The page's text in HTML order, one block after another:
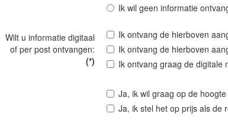
Ik wil geen informatie
Wilt u informatie digitaal
of per post ontvangen:
(*)
Ik ontvang de hierboven
Ik ontvang de hierboven
Ik ontvang graag de digitale
Ja, ik wil graag op de
Ja, ik stel het op prijs als de